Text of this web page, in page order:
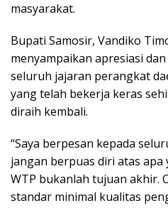
masyarakat.
Bupati Samosir, Vandiko
menyampaikan apresiasi
seluruh jajaran perangkat
yang telah bekerja keras
diraih kembali.
“Saya berpesan kepada
jangan berpuas diri atas apa
WTP bukanlah tujuan akhir.
standar minimal kualitas